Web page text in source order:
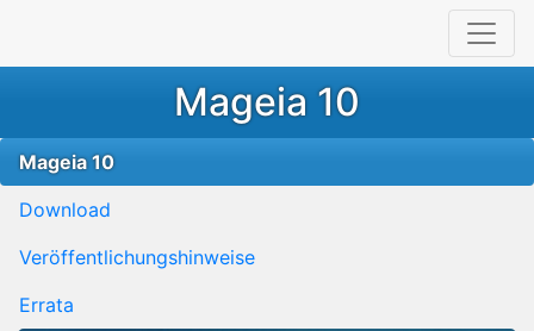
Mageia 10
Mageia 10
Download
Veröffentlichungshinweise
Errata